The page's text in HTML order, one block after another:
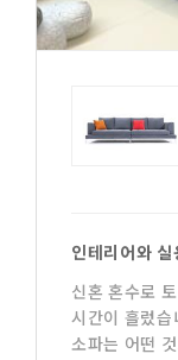
인테리어와
신혼 혼수로
시간이 흘렀
소파는 어떤